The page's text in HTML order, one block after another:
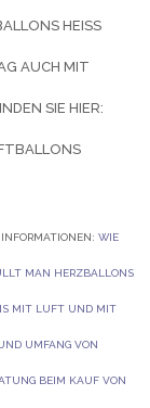
HEISS B
AUCH MIT L
SIE HIER:
WIE
MAN HERZBALLONS
MIT LUFT UND MIT
UMFANG VON
BEIM KAUF VON